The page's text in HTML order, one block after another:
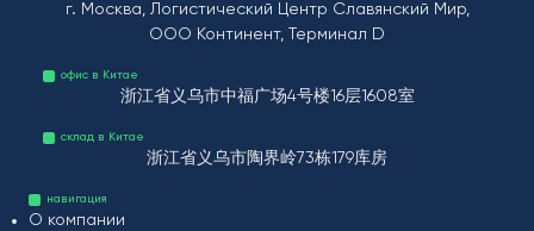
г. Москва, Логистический Центр Славянский Мир,
ООО Континент, Терминал D
офис в Китае
浙江省义乌市中福广场4号楼16层1608室
склад в Китае
浙江省义乌市陶界岭73栋179库房
навигация
О компании